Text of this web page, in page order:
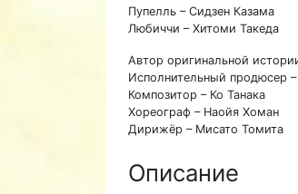
Пупелль – Сидзен Казама
Любиччи – Хитоми Такеда
Автор оригинальной
Исполнительный продюсер
Композитор – Ко Танака
Хореограф – Наойя Хоман
Дирижёр – Мисато Томита
Описание